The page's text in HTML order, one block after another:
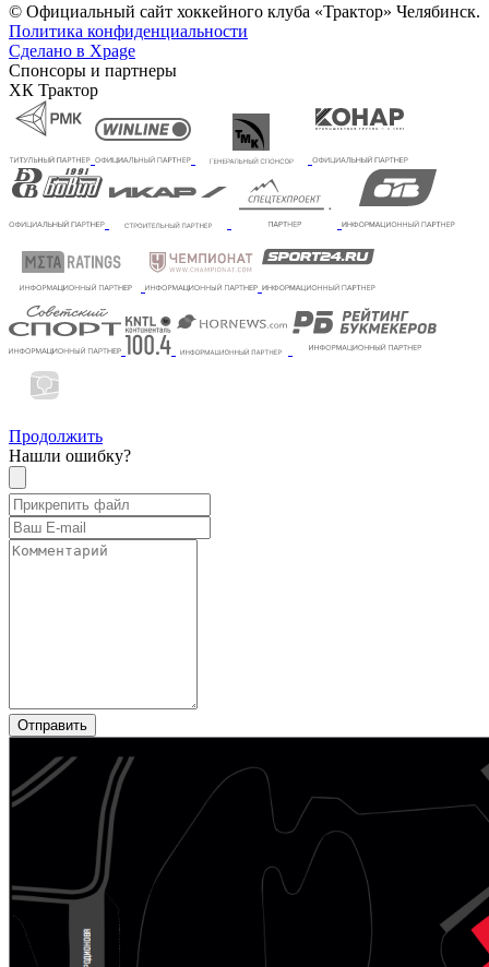
© Официальный сайт хоккейного клуба «Трактор» Челябинск.
Политика конфиденциальности
Сделано в Xpage
Спонсоры и партнеры
ХК Трактор
Продолжить
Нашли ошибку?